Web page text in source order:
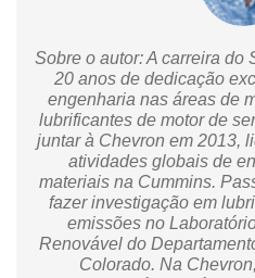
Sobre o autor: A carreira do
20 anos de dedicação
engenharia nas áreas de
lubrificantes de motor de
juntar à Chevron em 2013,
atividades globais de
materiais na Cummins.
fazer investigação em
emissões no
Renovável do
Colorado. Na